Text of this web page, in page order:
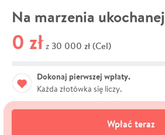
Na marzenia ukochanej
0 zł z 30 000 zł (Cel)
Dokonaj pierwszej wpłaty.
Każda złotówka się liczy.
Wpłać teraz